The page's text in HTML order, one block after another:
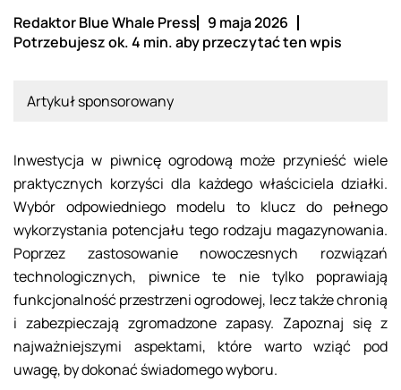
Redaktor Blue Whale Press
9 maja 2026
Potrzebujesz ok. 4 min. aby przeczytać ten wpis
Artykuł sponsorowany
Inwestycja w piwnicę ogrodową może przynieść wiele
praktycznych korzyści dla każdego właściciela działki.
Wybór odpowiedniego modelu to klucz do pełnego
wykorzystania potencjału tego rodzaju magazynowania.
Poprzez zastosowanie nowoczesnych rozwiązań
technologicznych, piwnice te nie tylko poprawiają
funkcjonalność przestrzeni ogrodowej, lecz także chronią
i zabezpieczają zgromadzone zapasy. Zapoznaj się z
najważniejszymi aspektami, które warto wziąć pod
uwagę, by dokonać świadomego wyboru.